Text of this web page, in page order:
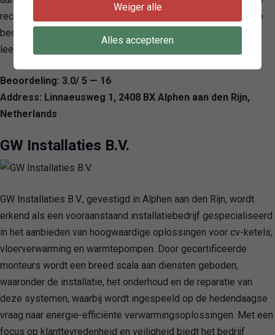
recente certificeringen en succesvolle projecten, waarmee ze
beogen bij te dragen aan gezondere en veiligere
leefomgevingen, nu en in de toekomst.
Beoordeling: 3.0/ 5 — 16
Address: Linnaeusweg 1, 2408 BX Alphen aan den Rijn,
Netherlands
GW Installaties B.V.
GW Installaties B.V., gevestigd in Alphen aan den Rijn, wordt
erkend als een vooraanstaand installatiebedrijf gespecialiseerd
in het aanbieden van hoogwaardige oplossingen voor cv-ketels,
vloerverwarming en warmtepompen. Door gecertificeerde
monteurs wordt een breed scala aan diensten geboden,
waaronder de installatie, het onderhoud en de reparatie van
deze systemen, waarbij wordt ingespeeld op de hedendaagse
vraag naar energie-efficiënte verwarmingsoplossingen. Met een
focus op klanttevredenheid en veiligheid biedt het bedrijf
Weiger alle
Alles accepteren